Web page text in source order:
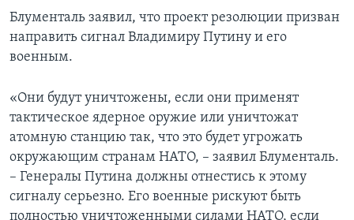
Блументаль заявил, что проект резолюции призван
направить сигнал Владимиру Путину и его
военным.
«Они будут уничтожены, если они применят
тактическое ядерное оружие или уничтожат
атомную станцию так, что это будет угрожать
окружающим странам НАТО, – заявил Блументаль.
– Генералы Путина должны отнестись к этому
сигналу серьезно. Его военные рискуют быть
полностью уничтоженными силами НАТО, если